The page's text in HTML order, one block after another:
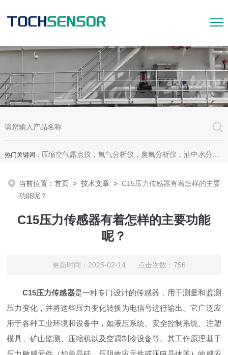
热门关键词： 压缩空气露点仪，氧气分析仪，臭氧分析仪，油中水分析仪，超声波测漏仪。
当前位置：首页 >技术文章 >C15压力传感器有着怎样的主要
功能呢？
C15压力传感器有着怎样的主要功能
呢？
更新时间：2025-02-14 点击次数：756
C15压力传感器是一种专门设计的传感器，用于测量和监测
压力变化，并将这些压力变化转换为电信号进行输出。它广泛应
用于各种工业环境和设备中，如液压系统、安全控制系统、注塑
模具、矿山监测、压缩机以及空调制冷设备等。其工作原理基于